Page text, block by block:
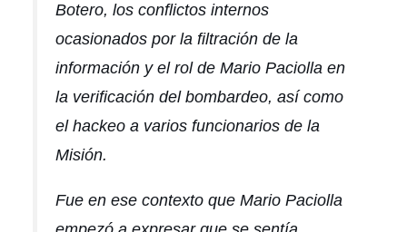
Botero, los conflictos internos
ocasionados por la filtración de la
información y el rol de Mario Paciolla en
la verificación del bombardeo, así como
elhackeo a varios funcionarios de la
Misión.
Fue en ese contexto que Mario Paciolla